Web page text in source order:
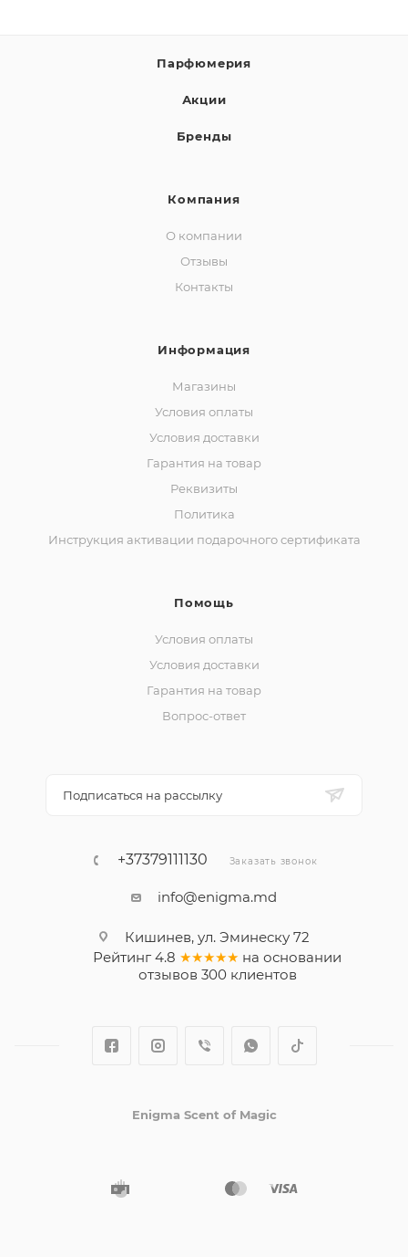
Парфюмерия
Акции
Бренды
Компания
О компании
Отзывы
Контакты
Информация
Магазины
Условия оплаты
Условия доставки
Гарантия на товар
Реквизиты
Политика
Инструкция активации подарочного сертификата
Помощь
Условия оплаты
Условия доставки
Гарантия на товар
Вопрос-ответ
Подписаться на рассылку
+37379111130 Заказать звонок
info@enigma.md
Кишинев, ул. Эминеску 72
Рейтинг 4.8 ★★★★★ на основании
отзывов 300клиентов
Enigma Scent of Magic